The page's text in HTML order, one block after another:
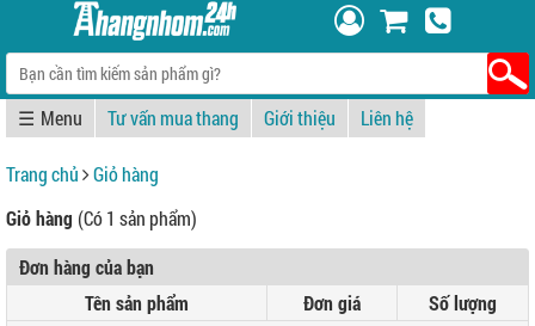
☰ Tư vấn mua thang Giới thiệu Liên hệ
Trang chủ
Giỏ hàng
Giỏ hàng (Có 1 sản phẩm)
Đơn hàng của bạn
Tên sản phẩm
Đơn giá
Số lượng